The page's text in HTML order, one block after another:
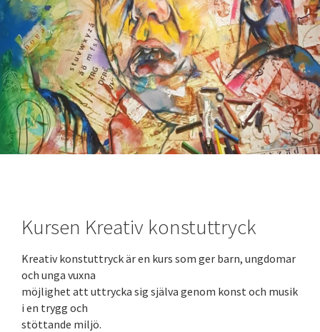
Kursen Kreativ konstuttryck
Kreativ konstuttryck är en kurs som ger barn, ungdomar
och unga vuxna
möjlighet att uttrycka sig själva genom konst och musik
i en trygg och
stöttande miljö.